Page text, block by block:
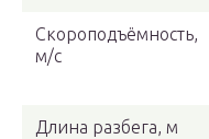
Скороподъёмность,
м/с
Длина разбега, м